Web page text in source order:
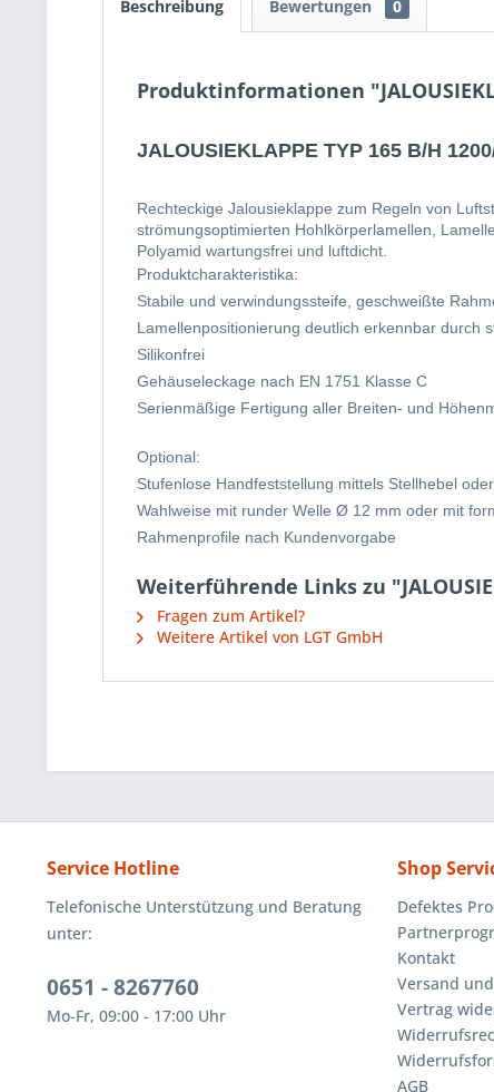
Beschreibung Bewertungen 0
Produktinformationen
JALOUSIEKLAPPE TYP 165 B/H
Rechteckige Jalousieklappe zum Regeln von
strömungsoptimierten Hohlkörperlamellen,
Polyamid wartungsfrei und luftdicht.
Produktcharakteristika:
Stabile und verwindungssteife, geschweißte
Lamellenpositionierung deutlich erkennbar durch
Silikonfrei
Gehäuseleckage nach EN 1751 Klasse C
Serienmäßige Fertigung aller Breiten- und
Optional:
Stufenlose Handfeststellung mittels Stellhebel
Wahlweise mit runder Welle Ø 12 mm oder mit
Rahmenprofile nach Kundenvorgabe
Weiterführende Links zu
Fragen zum Artikel?
Weitere Artikel von LGT GmbH
Service Hotline
Telefonische Unterstützung und Beratung
unter:
0651 - 8267760
Mo-Fr, 09:00 - 17:00 Uhr
Shop
Defektes
Kontakt
Versand
Vertrag
AGB